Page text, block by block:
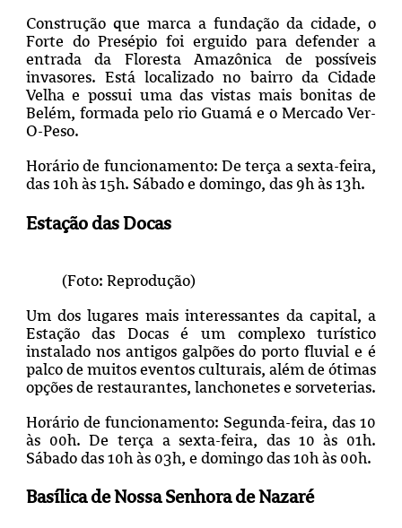
Construção que marca a fundação da cidade, o
Forte do Presépio foi erguido para defender a
entrada da Floresta Amazônica de possíveis
invasores. Está localizado no bairro da Cidade
Velha e possui uma das vistas mais bonitas de
Belém, formada pelo rio Guamá e o Mercado Ver-
O-Peso.
Horário de funcionamento: De terça a sexta-feira,
das 10h às 15h. Sábado e domingo, das 9h às 13h.
Estação das Docas
(Foto: Reprodução)
Um dos lugares mais interessantes da capital, a
Estação das Docas é um complexo turístico
instalado nos antigos galpões do porto fluvial e é
palco de muitos eventos culturais, além de ótimas
opções de restaurantes, lanchonetes e sorveterias.
Horário de funcionamento: Segunda-feira, das 10
às 00h. De terça a sexta-feira, das 10 às 01h.
Sábado das 10h às 03h, e domingo das 10h às 00h.
Basílica de Nossa Senhora de Nazaré